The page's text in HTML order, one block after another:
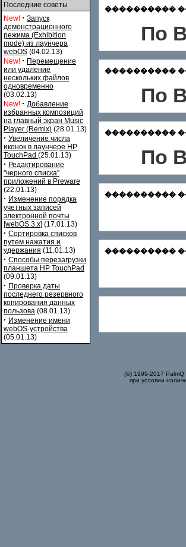
Последние советы
New! · Запуск
демонстрационного
режима (Exhibition
mode) из лаунчера
webOS (04.02.13)
New! · Перемещение
или удаление
нескольких файлов
одновременно
(03.02.13)
New! · Добавление
избранных композиций
на главный экран Music
Player (Remix) (28.01.13)
· Увеличение числа
иконок в лаунчере HP
TouchPad (25.01.13)
· Редактирование
"черного списка"
приложений в Preware
(22.01.13)
· Изменение порядка
учетных записей
электронной почты
[webOS 3.x] (17.01.13)
· Сортировка списков
путем нажатия и
удержания (11.01.13)
· Способы перезагрузки
планшета HP TouchPad
(09.01.13)
· Проверка даты
последнего резервного
копирования данных
пользова (08.01.13)
· Изменение имени
webOS-устройства
(05.01.13)
����������
По
����������
По
����������
По
����������
����������
(©) 1999-2017 PalmQ
при условии